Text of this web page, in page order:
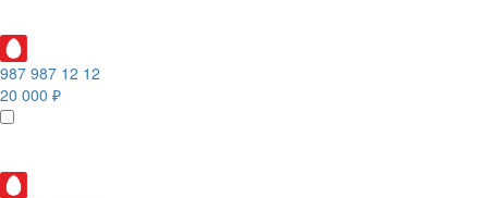
987 987 12 12
20 000 ₽